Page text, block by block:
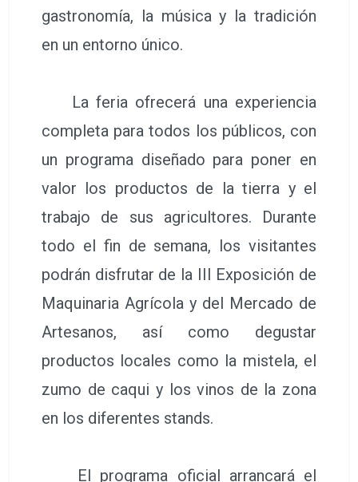
gastronomía, la música y la tradición
en un entorno único.
La feria ofrecerá una experiencia
completa para todos los públicos, con
un programa diseñado para poner en
valor los productos de la tierra y el
trabajo de sus agricultores. Durante
todo el fin de semana, los visitantes
podrán disfrutar de la III Exposición de
Maquinaria Agrícola y del Mercado de
Artesanos, así como degustar
productos locales como la mistela, el
zumo de caqui y los vinos de la zona
en los diferentes stands.
El programa oficial arrancará el